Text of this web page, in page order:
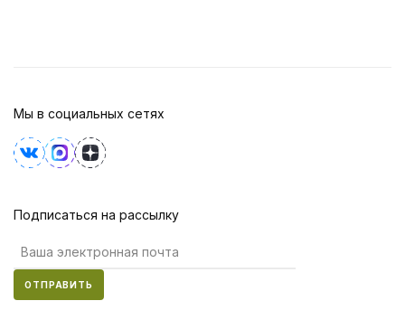
Мы в социальных сетях
Подписаться на рассылку
ОТПРАВИТЬ